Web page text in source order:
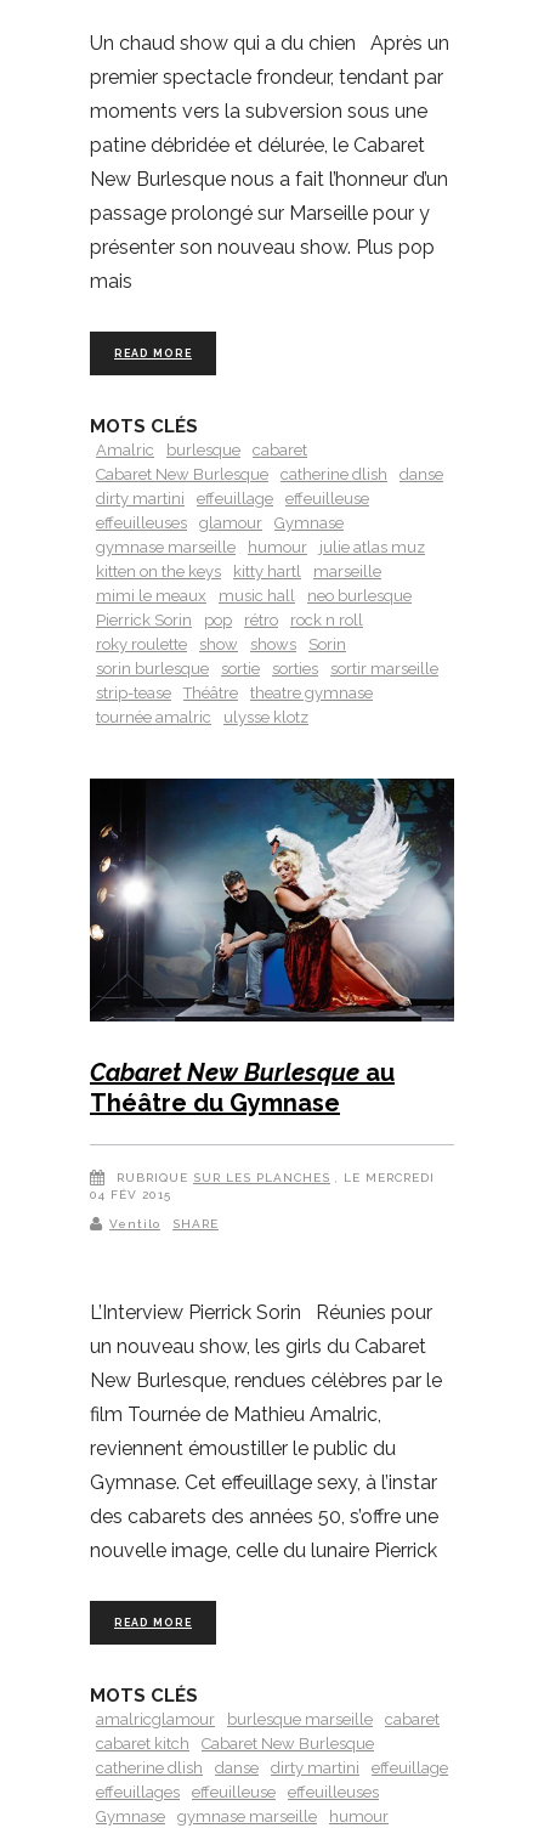
Un chaud show qui a du chien Après un
premier spectacle frondeur, tendant par
moments vers la subversion sous une
patine débridée et délurée, le Cabaret
New Burlesque nous a fait l’honneur d’un
passage prolongé sur Marseille pour y
présenter son nouveau show. Plus pop
mais
READ MORE
MOTS CLÉS
Amalric burlesque
cabaret
Cabaret New Burlesque
catherine dlish
danse
dirty martini
effeuillage
effeuilleuse
effeuilleuses
glamour
Gymnase
gymnase marseille
humour
julie atlas muz
kitten on the keys
kitty hartl
marseille
mimi le meaux
music hall
neo burlesque
Pierrick Sorin
pop rétro
rock n roll
roky roulette
show shows
Sorin
sorin burlesque
sortie sorties
sortir marseille
strip-tease
Théâtre
theatre gymnase
tournée amalric
ulysse klotz
Cabaret New Burlesque au
Théâtre du Gymnase
RUBRIQUE SUR LES PLANCHES
, LE MERCREDI
04 FÉV 2015
Ventilo SHARE
L’Interview Pierrick Sorin Réunies pour
un nouveau show, les girls du Cabaret
New Burlesque, rendues célèbres par le
film Tournée de Mathieu Amalric,
reviennent émoustiller le public du
Gymnase. Cet effeuillage sexy, à l’instar
des cabarets des années 50, s’offre une
nouvelle image, celle du lunaire Pierrick
READ MORE
MOTS CLÉS
amalricglamour burlesque marseille
cabaret
cabaret kitch
Cabaret New Burlesque
catherine dlish
danse dirty martini
effeuillage
effeuillages
effeuilleuse
effeuilleuses
Gymnase
gymnase marseille humour